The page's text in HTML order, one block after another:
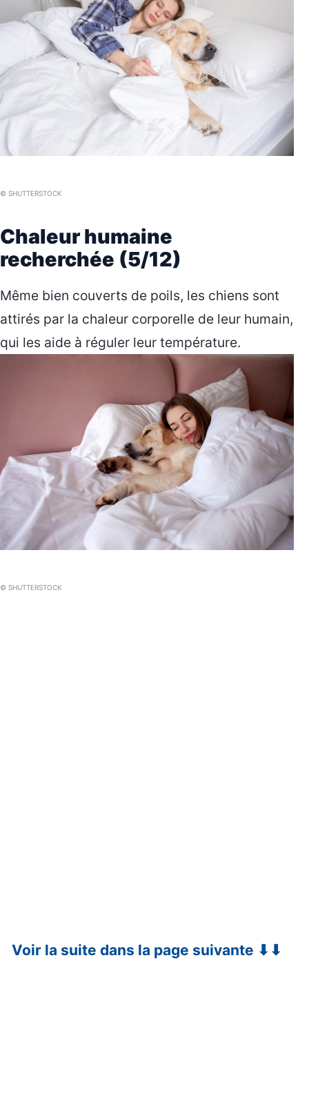
© SHUTTERSTOCK
Chaleur humaine
recherchée (5/12)
Même bien couverts de poils, les chiens sont
attirés par la chaleur corporelle de leur humain,
qui les aide à réguler leur température.
© SHUTTERSTOCK
Voir la suite dans la page suivante ⬇⬇